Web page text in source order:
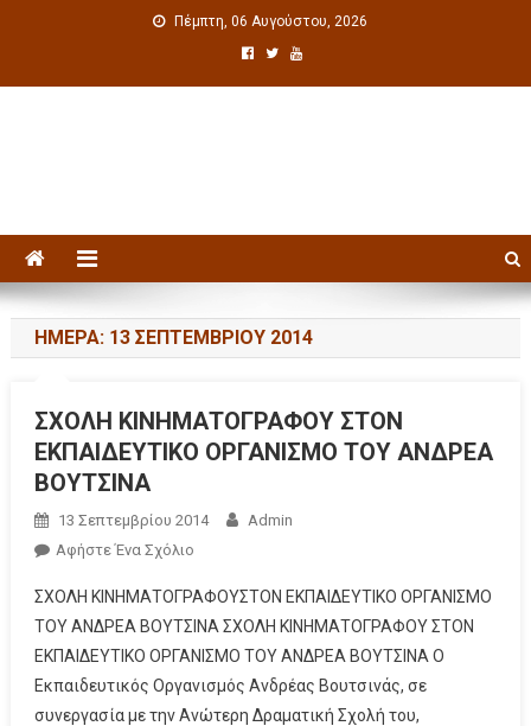
Πέμπτη, 06 Αυγούστου, 2026
ΗΜΈΡΑ: 13 ΣΕΠΤΕΜΒΡΊΟΥ 2014
ΣΧΟΛΗ ΚΙΝΗΜΑΤΟΓΡΑΦΟΥ ΣΤΟΝ
ΕΚΠΑΙΔΕΥΤΙΚΟ ΟΡΓΑΝΙΣΜΟ ΤΟΥ ΑΝΔΡΕΑ
ΒΟΥΤΣΙΝΑ
13 Σεπτεμβρίου 2014
Admin
Αφήστε Ένα Σχόλιο
ΣΧΟΛΗ ΚΙΝΗΜΑΤΟΓΡΑΦΟΥΣΤΟΝ ΕΚΠΑΙΔΕΥΤΙΚΟ ΟΡΓΑΝΙΣΜΟ
ΤΟΥ ΑΝΔΡΕΑ ΒΟΥΤΣΙΝΑ ΣΧΟΛΗ ΚΙΝΗΜΑΤΟΓΡΑΦΟΥ ΣΤΟΝ
ΕΚΠΑΙΔΕΥΤΙΚΟ ΟΡΓΑΝΙΣΜΟ ΤΟΥ ΑΝΔΡΕΑ ΒΟΥΤΣΙΝΑ Ο
Εκπαιδευτικός Οργανισμός Ανδρέας Βουτσινάς, σε
συνεργασία με την Ανώτερη Δραματική Σχολή του,